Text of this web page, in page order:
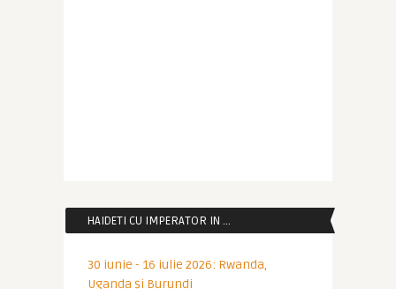
HAIDETI CU IMPERATOR IN …
30 iunie - 16 iulie 2026: Rwanda,
Uganda și Burundi